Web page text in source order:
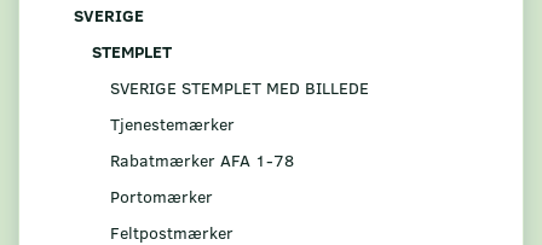
SVERIGE
STEMPLET
SVERIGE STEMPLET MED BILLEDE
Tjenestemærker
Rabatmærker AFA 1-78
Portomærker
Feltpostmærker